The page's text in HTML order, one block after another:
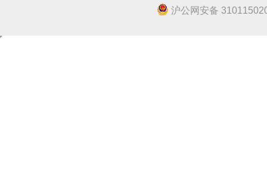
沪公网安备